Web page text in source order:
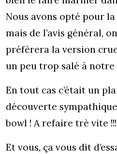
Nous avons opté pour
mais de l’avis général,
préfèrera la version
un peu trop salé à notre
En tout cas c’était un
découverte
bowl ! A refaire trè vite !!!
Et vous, ça vous dit